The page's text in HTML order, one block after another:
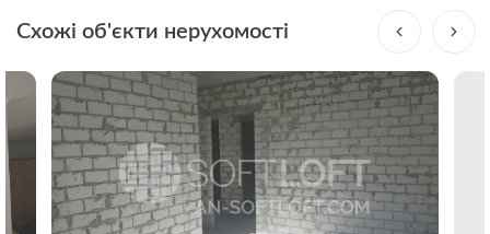
Схожі об'єкти нерухомості